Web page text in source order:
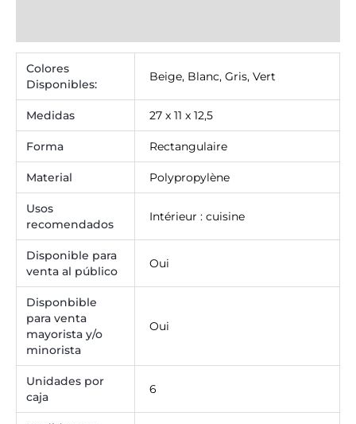
Colores
Disponibles:
Beige, Blanc,Gris,Vert
Medidas 27 x 11 x 12,5
Forma Rectangulaire
Material Polypropylène
Usos
recomendados
Intérieur : cuisine
Disponible para
venta al público
Oui
Disponbible
para venta
mayorista y/o
minorista
Oui
Unidades por
caja
6